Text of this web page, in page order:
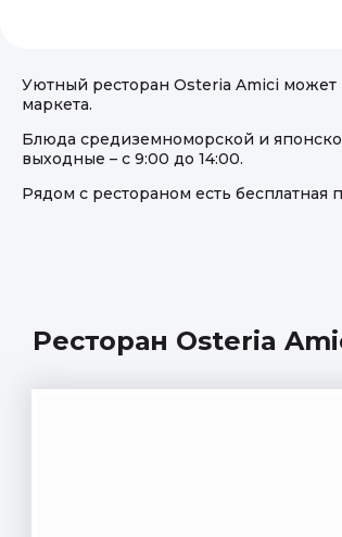
Уютный ресторан Osteria Amici может
маркета.
Блюда средиземноморской и
выходные – с 9:00 до 14:00.
Рядом с рестораном есть бесплатная
Ресторан Osteria